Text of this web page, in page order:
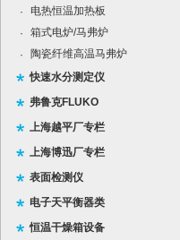
·
电热恒温加热板
·
箱式电炉/马弗炉
·
陶瓷纤维高温马弗炉
快速水分测定仪
弗鲁克FLUKO
上海越平厂专栏
上海博迅厂专栏
表面检测仪
电子天平衡器类
恒温干燥箱设备